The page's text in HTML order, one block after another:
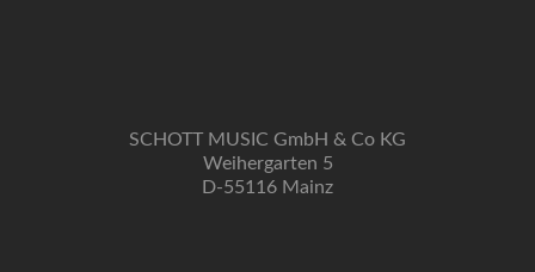
SCHOTT MUSIC GmbH & Co KG
Weihergarten 5
D-55116 Mainz